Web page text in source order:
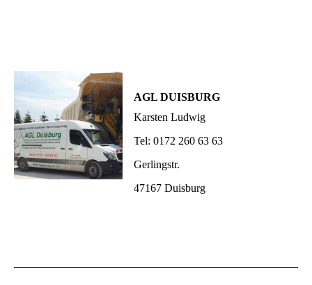
AGL DUISBURG
Karsten Ludwig
Tel: 0172 260 63 63
Gerlingstr.
47167 Duisburg